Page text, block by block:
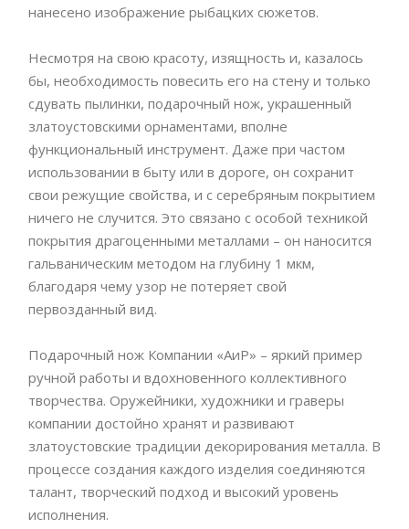
нанесено изображение рыбацких сюжетов.
Несмотря на свою красоту, изящность и, казалось
бы, необходимость повесить его на стену и только
сдувать пылинки, подарочный нож, украшенный
златоустовскими орнаментами, вполне
функциональный инструмент. Даже при частом
использовании в быту или в дороге, он сохранит
свои режущие свойства, и с серебряным покрытием
ничего не случится. Это связано с особой техникой
покрытия драгоценными металлами – он наносится
гальваническим методом на глубину 1 мкм,
благодаря чему узор не потеряет свой
первозданный вид.
Подарочный нож Компании «АиР» – яркий пример
ручной работы и вдохновенного коллективного
творчества. Оружейники, художники и граверы
компании достойно хранят и развивают
златоустовские традиции декорирования металла. В
процессе создания каждого изделия соединяются
талант, творческий подход и высокий уровень
исполнения.